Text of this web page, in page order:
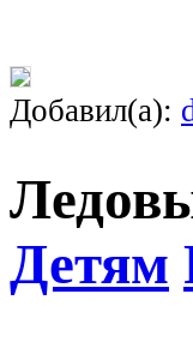
Добавил(а):
Детям